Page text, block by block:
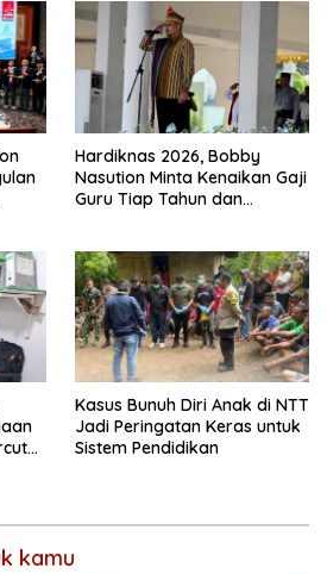
Hardiknas 2026, Bobby
Nasution Minta Kenaikan Gaji
Guru Tiap Tahun dan
Kasus Bunuh Diri Anak di NTT
Jadi Peringatan Keras untuk
Sistem Pendidikan
kamu